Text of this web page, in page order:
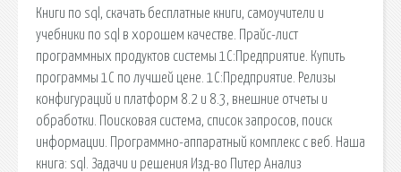
Книги по sql, скачать бесплатные книги, самоучители и
учебники по sql в хорошем качестве. Прайс-лист
программных продуктов системы 1С:Предприятие. Купить
программы 1С по лучшей цене. 1С:Предприятие. Релизы
конфигураций и платформ 8.2 и 8.3, внешние отчеты и
обработки. Поисковая сиcтема, список запросов, поиск
информации. Программно-аппаратный комплекс с веб. Наша
книга: sql. Задачи и решения Изд-во Питер Анализ